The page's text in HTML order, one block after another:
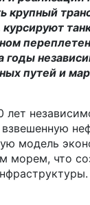
крупный
годы
путей и
лет
модель
морем, что